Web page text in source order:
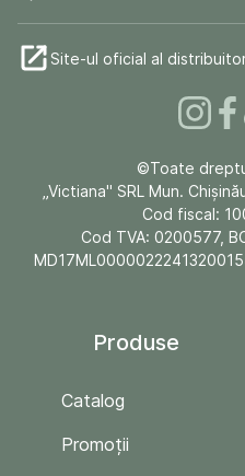
Site-ul oficial al
©Toate
„Victiana" SRL Mun.
Cod fiscal:
Cod TVA: 0200577,
Produse
Catalog
Promoții